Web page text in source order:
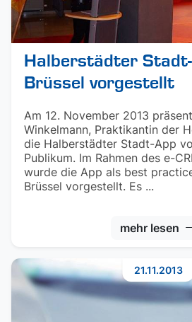
Halberstädter
Brüssel vorgestellt
Am 12. November 2013
Winkelmann, Praktikantin der
die Halberstädter Stadt-App
Publikum. Im Rahmen des e-
wurde die App als best
Brüssel vorgestellt. Es ...
mehr lesen
21.11.2013